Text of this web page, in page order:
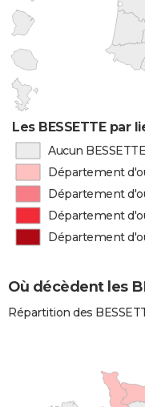
Les BESSETTE par
Aucun
Département
Département
Département
Département
Où décèdent les
Répartition des